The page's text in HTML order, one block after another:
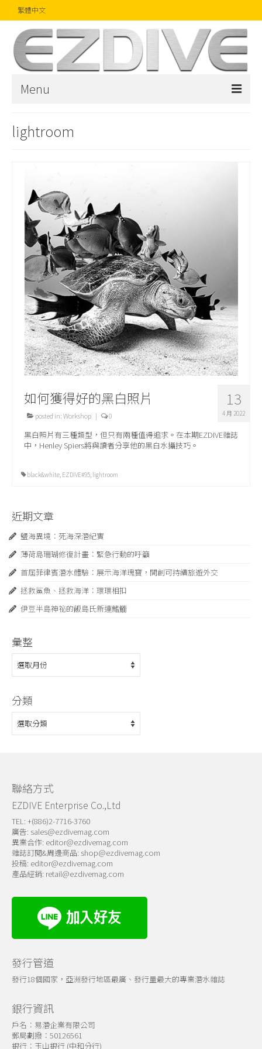
繁體中文
Menu
精品
攝影比賽
話題焦點
關於我們
lightroom
13
4 月 2022
如何獲得好的黑白照片
posted in:Workshop | 0
黑白照片有三種類型，但只有兩種值得追求。在本期EZDIVE雜誌
中，Henley Spiers將與讀者分享他的黑白水攝技巧。
black&white EZDIVE#95 lightroom
近期文章
鹽海異境：死海深潛紀實
薄荷島珊瑚修復計畫：緊急⾏動的呼籲
首屆菲律賓潛水體驗：展示海洋瑰寶，開創可持續旅遊外交
拯救鯊魚、拯救海洋：環環相扣
伊豆半島神祕的飯島氏新連鰭䲗
彙整
彙
整
分類
分
類
聯絡方式
EZDIVE Enterprise Co.,Ltd
TEL: +(886)2-7716-3760
廣告: sales@ezdivemag.com
異業合作: editor@ezdivemag.com
雜誌訂閱&周邊商品: shop@ezdivemag.com
投稿: editor@ezdivemag.com
產品經銷: retail@ezdivemag.com
發行管道
發行18個國家，亞洲發行地區最廣、發行量最大的專業潛水雜誌
銀行資訊
戶名：易潛企業有限公司
郵局劃撥：50126561
銀行：玉山銀行 (中和分行)